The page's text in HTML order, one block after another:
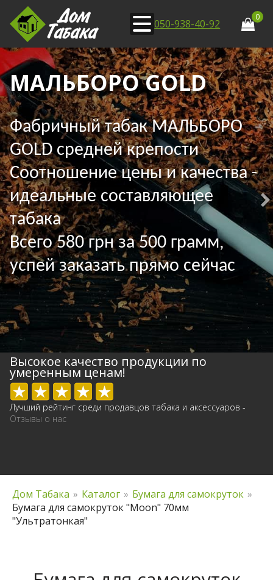
050-938-40-92
0
МАЛЬБОРО GOLD
Фабричный табак МАЛЬБОРО
GOLD средней крепости
Соотношение цены и качества -
идеальные составляющее
табака
Всего 580 грн за 500 грамм,
успей заказать прямо сейчас
Высокое качество продукции по
умеренным ценам!
Лучший рейтинг среди продавцов табака и аксессуаров -
Отзывы о нас
Дом Табака » Каталог » Бумага для самокруток »
Бумага для самокруток "Moon" 70мм
"Ультратонкая"